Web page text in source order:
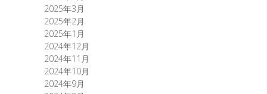
2025年3月
2025年2月
2025年1月
2024年12月
2024年11月
2024年10月
2024年9月